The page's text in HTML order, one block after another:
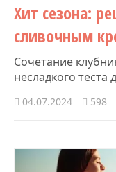
Хит сезона:
сливочным
Сочетание
несладкого
04.07.2024 598